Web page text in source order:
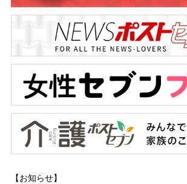
【お知らせ】